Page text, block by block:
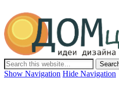
Дом-Цветник
Дизайн интерьера и ландшафта,
Идеи со всего мира.
Show Navigation Hide Navigation